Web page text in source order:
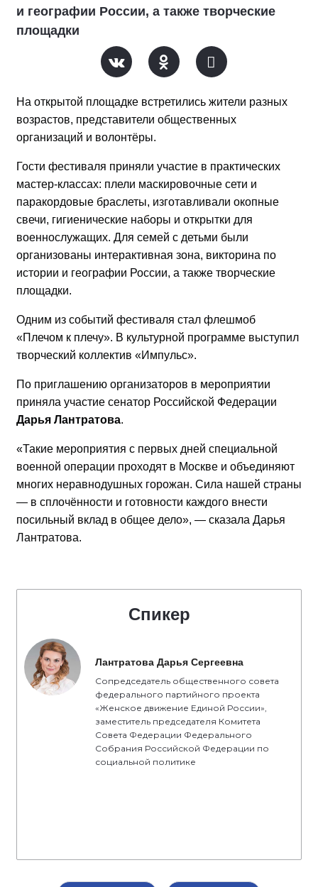
и географии России, а также творческие
площадки
На открытой площадке встретились жители разных
возрастов, представители общественных
организаций и волонтёры.
Гости фестиваля приняли участие в практических
мастер-классах: плели маскировочные сети и
паракордовые браслеты, изготавливали окопные
свечи, гигиенические наборы и открытки для
военнослужащих. Для семей с детьми были
организованы интерактивная зона, викторина по
истории и географии России, а также творческие
площадки.
Одним из событий фестиваля стал флешмоб
«Плечом к плечу». В культурной программе выступил
творческий коллектив «Импульс».
По приглашению организаторов в мероприятии
приняла участие сенатор Российской Федерации
Дарья Лантратова.
«Такие мероприятия с первых дней специальной
военной операции проходят в Москве и объединяют
многих неравнодушных горожан. Сила нашей страны
— в сплочённости и готовности каждого внести
посильный вклад в общее дело», — сказала Дарья
Лантратова.
Спикер
Лантратова Дарья Сергеевна
Сопредседатель общественного совета
федерального партийного проекта
«Женское движение Единой России»,
заместитель председателя Комитета
Совета Федерации Федерального
Собрания Российской Федерации по
социальной политике